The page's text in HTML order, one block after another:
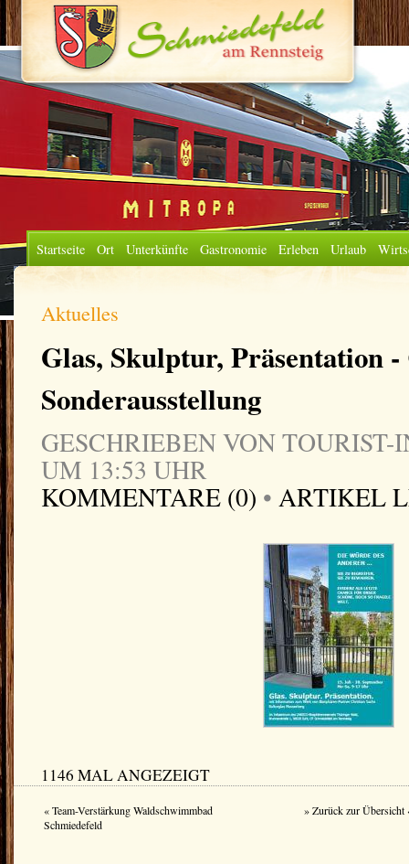
Startseite Ort Unterkünfte Gastronomie Erleben Urlaub
Aktuelles
Glas, Skulptur, Präsentation
Sonderausstellung
GESCHRIEBEN VON TOURIST-
UM 13:53 UHR
KOMMENTARE (0) • ARTIKEL
1146 MAL ANGEZEIGT
« Team-Verstärkung Waldschwimmbad
Schmiedefeld
» Zurück zur Übersicht